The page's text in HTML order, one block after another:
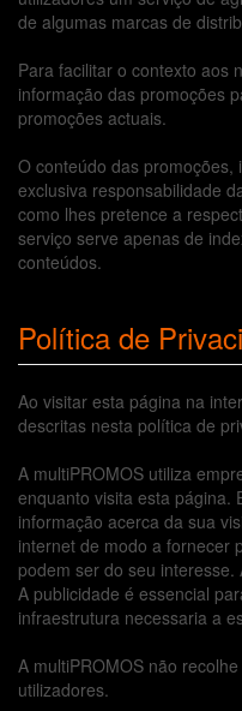
de algumas marcas de
Para facilitar o contexto aos
informação das promoções
promoções actuais.
O conteúdo das
exclusiva responsabilidade
como lhes pretence a
serviço serve apenas de
conteúdos.
Política de
Ao visitar esta página na
descritas nesta política de
A multiPROMOS utiliza
enquanto visita esta página.
informação acerca da sua
internet de modo a fornecer
podem ser do seu
A publicidade é essencial
infraestrutura necessaria a
A multiPROMOS não
utilizadores.